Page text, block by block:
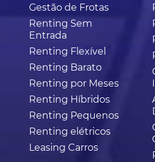
Gestão de Frotas
Renting Sem
Entrada
Renting Flexível
Renting Barato
Renting por Meses
Renting Híbridos
Renting Pequenos
Renting elétricos
Leasing Carros